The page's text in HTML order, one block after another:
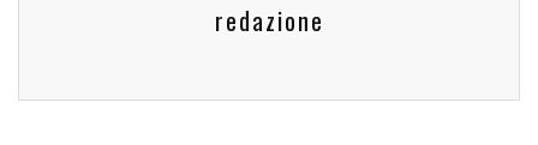
redazione